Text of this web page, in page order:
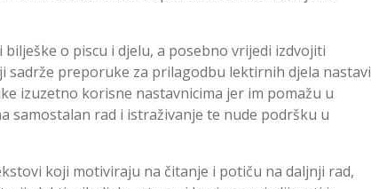
o piscu i djelu, a posebno vrijedi izdvojiti
sadrže preporuke za prilagodbu lektirnih djela nastavi
izuzetno korisne nastavnicima jer im pomažu u
samostalan rad i istraživanje te nude podršku u
koji motiviraju na čitanje i potiču na daljnji rad,